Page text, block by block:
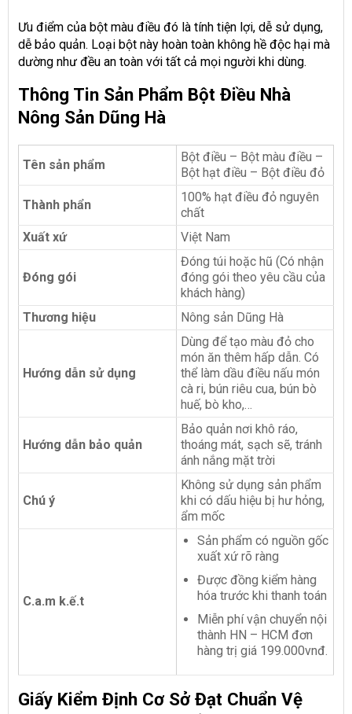
Ưu điểm của bột màu điều đó là tính tiện lợi, dễ sử dụng,
dễ bảo quản. Loại bột này hoàn toàn không hề độc hại mà
dường như đều an toàn với tất cả mọi người khi dùng.
Thông Tin Sản Phẩm Bột Điều Nhà
Nông Sản Dũng Hà
Tên sản phẩm
Bột điều – Bột màu điều –
Bột hạt điều – Bột điều đỏ
Thành phẩn
100% hạt điều đỏ nguyên
chất
Xuất xứ
Việt Nam
Đóng gói
Đóng túi hoặc hũ (Có nhận
đóng gói theo yêu cầu của
khách hàng)
Thương hiệu
Nông sản Dũng Hà
Hướng dẫn sử dụng
Dùng để tạo màu đỏ cho
món ăn thêm hấp dẫn. Có
thể làm dầu điều nấu món
cà ri, bún riêu cua, bún bò
huế, bò kho,…
Hướng dẫn bảo quản
Bảo quản nơi khô ráo,
thoáng mát, sạch sẽ, tránh
ánh nắng mặt trời
Chú ý
Không sử dụng sản phẩm
khi có dấu hiệu bị hư hỏng,
ẩm mốc
C.a.m k.ế.t
Sản phẩm có nguồn gốc
xuất xứ rõ ràng
Được đồng kiểm hàng
hóa trước khi thanh toán
Miễn phí vận chuyển nội
thành HN – HCM đơn
hàng trị giá 199.000vnđ.
Giấy Kiểm Định Cơ Sở Đạt Chuẩn Vệ